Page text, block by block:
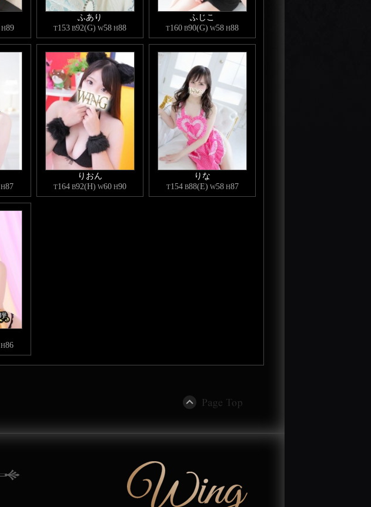
H89
ふあり
T153 B92(G) W58 H88
ふじこ
T160 B90(G) W58 H88
H87
りおん
T164 B92(H) W60 H90
りな
T154 B88(E) W58 H87
H86